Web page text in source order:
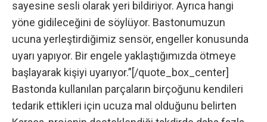
sayesine sesli olarak yeri bildiriyor. Ayrıca hangi
yöne gidileceğini de söylüyor. Bastonumuzun
ucuna yerleştirdiğimiz sensör, engeller konusunda
uyarı yapıyor. Bir engele yaklaştığımızda ötmeye
başlayarak kişiyi uyarıyor.”[/quote_box_center]
Bastonda kullanılan parçaların birçoğunu kendileri
tedarik ettikleri için ucuza mal olduğunu belirten